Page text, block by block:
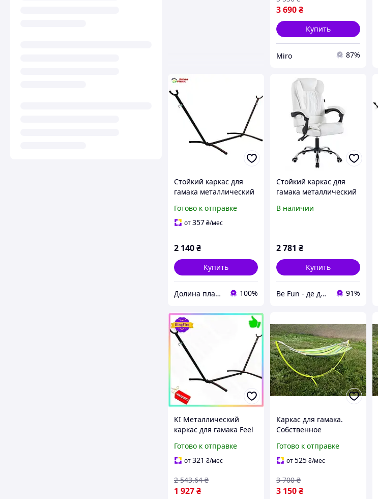
3 690₴
Купить
Miro 87%
Стойкий каркас для
гамака металлический
Готово к отправке
от357₴/мес
2 140₴
Купить
Долина пластік 100%
Стойкий каркас для
гамака металлический
В наличии
2 781 ₴
Купить
Be Fun - де дитинство оживає! 91%
KI Металлический
каркас для гамака Feel
отдыха 250 кг
конструкция для сада и
Готово к отправке
от321 ₴/мес
1 927₴
2 543.64 ₴
Каркас для гамака.
Собственное
цвета
Готово к отправке
от525₴/мес
3 150₴
3 700 ₴